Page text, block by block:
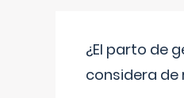
¿El parto de
considera de